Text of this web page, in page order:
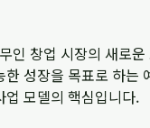
인 창업 시장의 새로
성장을 목표로 하는
모델의 핵심입니다.